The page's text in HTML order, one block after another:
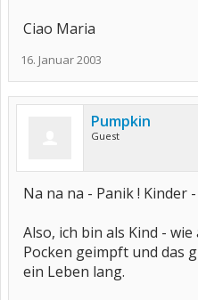
Ciao Maria
16. Januar 2003
Pumpkin
Guest
Na na na - Panik ! Kinder
Also, ich bin als Kind -
Pocken geimpft und das
ein Leben lang.